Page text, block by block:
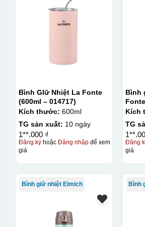
Bình GIữ Nhiệt La Fonte
(600ml – 014717)
Kích thước: 600ml
TG sản xuất: 10 ngày
1**.000 ₫
Đăng kýhoặc Đăng nhậpđể xem
giá
Bình
Kích
TG
Đăng
giá
Bình giữ nhiệt Elmich Bình